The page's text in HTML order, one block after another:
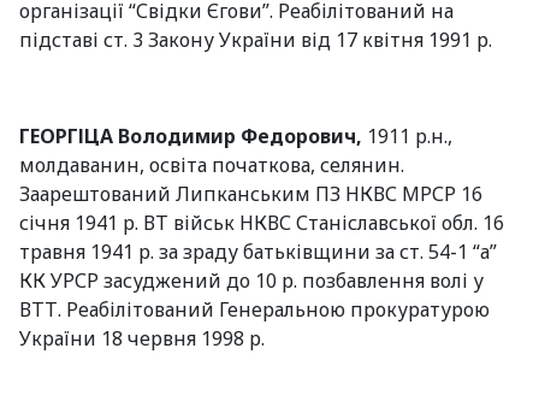
організації “Свідки Єгови”. Реабілітований на
підставі ст. 3 Закону України від 17 квітня 1991 р.
ГЕОРГІЦА Володимир Федорович, 1911 р.н.,
молдаванин, освіта початкова, селянин.
Заарештований Липканським ПЗ НКВС МРСР 16
січня 1941 р. ВТ військ НКВС Станіславської обл. 16
травня 1941 р. за зраду батьківщини за ст. 54-1 “а”
КК УРСР засуджений до 10 р. позбавлення волі у
ВТТ. Реабілітований Генеральною прокуратурою
України 18 червня 1998 р.